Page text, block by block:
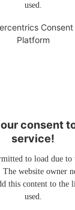
used.
Platform
consent
service!
to load due to
website owner
this content to the
used.